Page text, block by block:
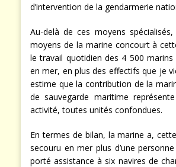
d’intervention de la gendarmerie
Au-delà de ces moyens spécialisés,
moyens de la marine concourt à
le travail quotidien des 4 500
en mer, en plus des effectifs que je
estime que la contribution de la
de sauvegarde maritime
activité, toutes unités confondues.
En termes de bilan, la marine a,
secouru en mer plus d’une
porté assistance à six navires de